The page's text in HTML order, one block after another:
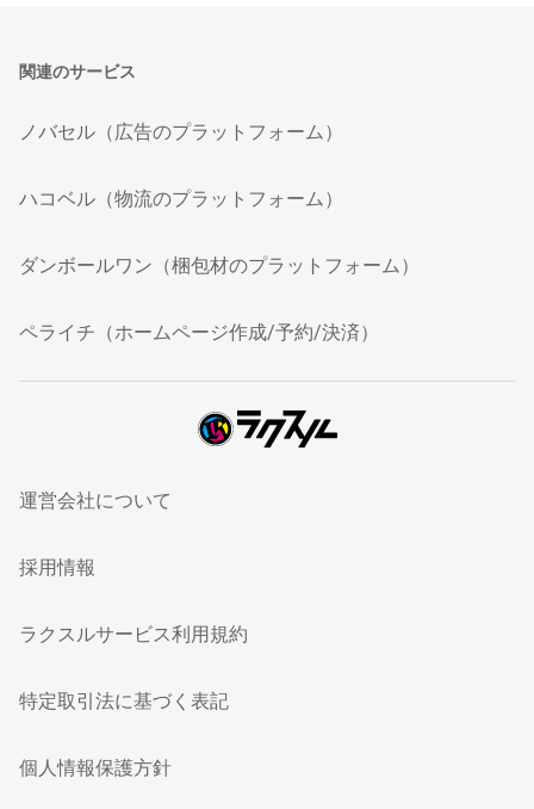
関連のサービス
ノバセル（広告のプラットフォーム）
ハコベル（物流のプラットフォーム）
ダンボールワン（梱包材のプラットフォーム）
ペライチ（ホームページ作成/予約/決済）
運営会社について
採用情報
ラクスルサービス利用規約
特定取引法に基づく表記
個人情報保護方針